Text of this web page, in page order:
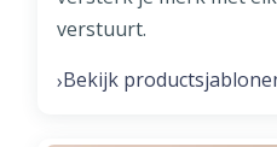
verstuurt.
›Bekijk